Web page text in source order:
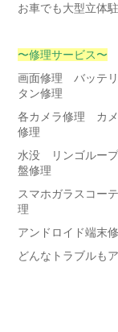
お車でも大型立体
〜修理サービス〜
画面修理 バッテ
タン修理
各カメラ修理 カ
修理
水没 リンゴルー
盤修理
スマホガラスコー
理
アンドロイド端末
どんなトラブルも